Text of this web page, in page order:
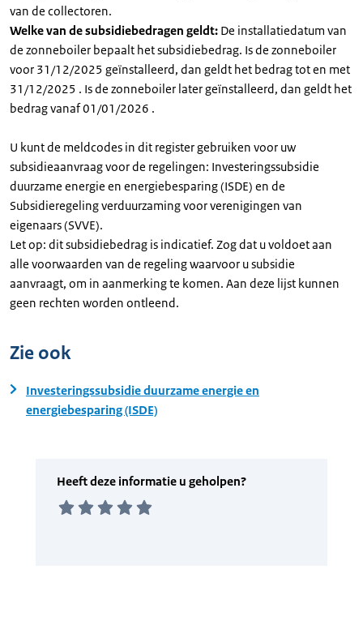
van de collectoren.
Welke van de subsidiebedragen geldt: De installatiedatum van
de zonneboiler bepaalt het subsidiebedrag. Is de zonneboiler
voor 31/12/2025 geïnstalleerd, dan geldt het bedrag tot en met
31/12/2025 . Is de zonneboiler later geïnstalleerd, dan geldt het
bedrag vanaf 01/01/2026 .
U kunt de meldcodes in dit register gebruiken voor uw
subsidieaanvraag voor de regelingen: Investeringssubsidie
duurzame energie en energiebesparing (ISDE) en de
Subsidieregeling verduurzaming voor verenigingen van
eigenaars (SVVE).
Let op: dit subsidiebedrag is indicatief. Zog dat u voldoet aan
alle voorwaarden van de regeling waarvoor u subsidie
aanvraagt, om in aanmerking te komen. Aan deze lijst kunnen
geen rechten worden ontleend.
Zie ook
Investeringssubsidie duurzame energie en
energiebesparing (ISDE)